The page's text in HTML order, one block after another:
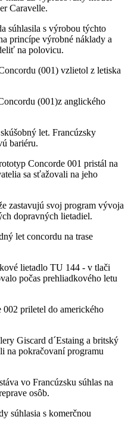
Caravelle.
súhlasila s výrobou týchto
princípe výrobné náklady a
na polovicu.
(001) vzlietol z letiska
(001)z anglického
let. Francúzsky
bariéru.
Concorde 001 pristál na
sa sťažovali na jeho
zastavujú svoj program vývoja
dopravných lietadiel.
let concordu na trase
lietadlo TU 144 - v tlači
počas prehliadkového letu
002 priletel do amerického
Giscard d´Estaing a britský
na pokračovaní programu
vo Francúzsku súhlas na
osôb.
súhlasia s komerčnou